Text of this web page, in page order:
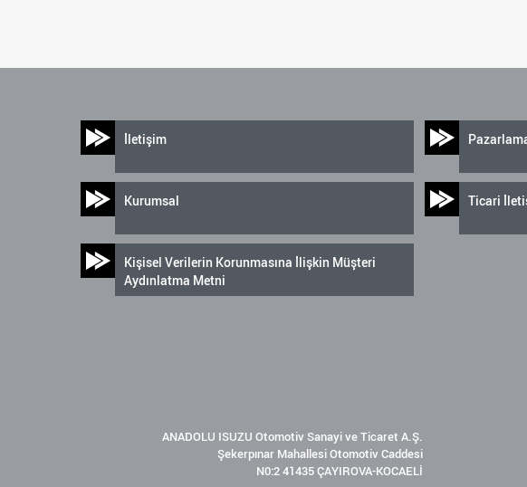
İletişim
Kurumsal
Kişisel Verilerin Korunmasına İlişkin Müşteri
Aydınlatma Metni
Ticari
ANADOLU ISUZU Otomotiv Sanayi ve Ticaret A.Ş.
Şekerpınar Mahallesi Otomotiv Caddesi
N0:2 41435 ÇAYIROVA-KOCAELİ